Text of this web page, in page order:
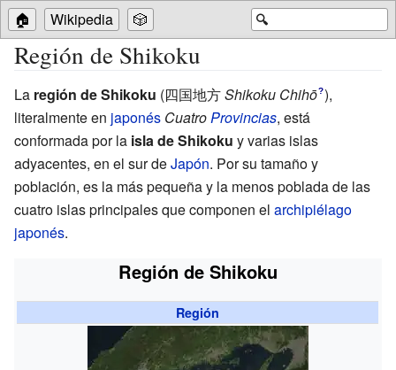
🔍
🏠 Wikipedia 🎲
Región de Shikoku
La región de Shikoku (四国地方Shikoku Chihō?),
literalmente en japonés Cuatro Provincias, está
conformada por la isla de Shikoku y varias islas
adyacentes, en el sur deJapón. Por su tamaño y
población, es la más pequeña y la menos poblada de las
cuatro islas principales que componen el archipiélago
japonés.
Región de Shikoku
Región